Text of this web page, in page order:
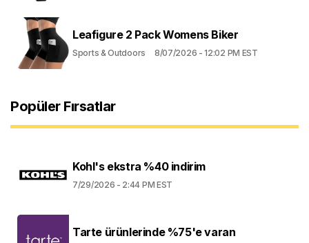
Leafigure 2 Pack Womens Biker
Sports & Outdoors 8/07/2026 - 12:02 PM EST
Popüler Fırsatlar
Kohl's ekstra %40 indirim
7/29/2026 - 2:44 PM EST
Tarte ürünlerinde %75'e varan